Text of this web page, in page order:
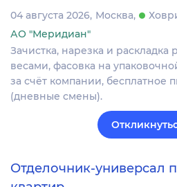
04 августа 2026 Москва
АО "Меридиан"
Зачистка, нарезка и раскладка
весами, фасовка на
за счёт компании, бесплатное
(дневные смены).
Отделочник-универсал